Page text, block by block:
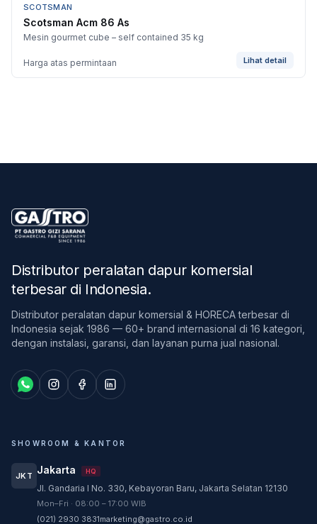
SCOTSMAN
Scotsman Acm 86 As
Mesin gourmet cube – self contained 35 kg
Harga atas permintaan Lihat detail
Distributor peralatan dapur komersial
terbesar di Indonesia.
Distributor peralatan dapur komersial & HORECA terbesar di
Indonesia sejak 1986 — 60+ brand internasional di 16 kategori,
dengan instalasi, garansi, dan layanan purna jual nasional.
SHOWROOM & KANTOR
JKT Jakarta HQ
Jl. Gandaria I No. 330, Kebayoran Baru, Jakarta Selatan 12130
Mon–Fri · 08:00 – 17:00 WIB
(021) 2930 3831marketing@gastro.co.id
Customer Service